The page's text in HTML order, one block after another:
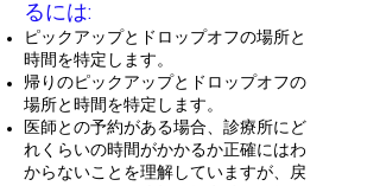
るには:
ピックアップとドロップオフの場所と
時間を特定します。
帰りのピックアップとドロップオフの
場所と時間を特定します。
医師との予約がある場合、診療所にど
れくらいの時間がかかるか正確にはわ
からないことを理解していますが、戻